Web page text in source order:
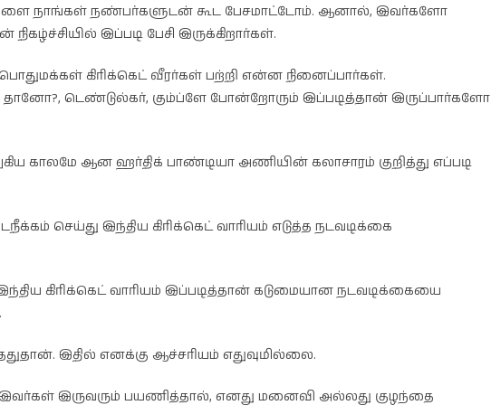
நாங்கள் நண்பர்களுடன் கூட பேசமாட்டோம். ஆனால், இவர்களோ
இப்படி பேசி இருக்கிறார்கள்.
கிரிக்கெட் வீரர்கள் பற்றி என்ன நினைப்பார்கள்.
டெண்டுல்கர், கும்ப்ளே போன்றோரும் இப்படித்தான் இருப்பார்களோ
காலமே ஆன ஹர்திக் பாண்டியா அணியின் கலாசாரம் குறித்து எப்படி
செய்து இந்திய கிரிக்கெட் வாரியம் எடுத்த நடவடிக்கை
கிரிக்கெட் வாரியம் இப்படித்தான் கடுமையான நடவடிக்கையை
இதில் எனக்கு ஆச்சரியம் எதுவுமில்லை.
இருவரும் பயணித்தால், எனது மனைவி அல்லது குழந்தை